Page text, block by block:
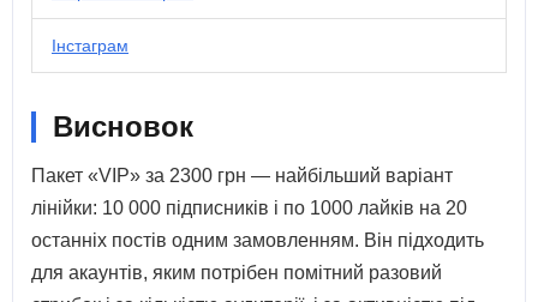
Інстаграм
Висновок
Пакет «VIP» за 2300 грн — найбільший варіант
лінійки: 10 000 підписників і по 1000 лайків на 20
останніх постів одним замовленням. Він підходить
для акаунтів, яким потрібен помітний разовий